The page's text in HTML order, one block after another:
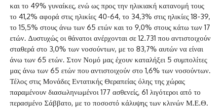
και το 49% γυναίκες, ενώ ως προς την ηλικιακή κατανομή τους
το 41,2% αφορά στις ηλικίες 40-64, το 34,3% στις ηλικίες 18-39,
το 15,5% στους άνω των 65 ετών και το 9,0% στους κάτω των 17
ετών. Δυστυχώς οι θάνατοι ανέρχονται σε 12.731 που αντιστοιχούν
σταθερά στο 3,0% των νοσούντων, με το 83,7% αυτών να είναι
άνω των 65 ετών. Στον Νομό μας έχουν καταλήξει 5 συμπολίτες
μας άνω των 65 ετών που αντιστοιχούν στο 1,6% των νοσούντων.
Τέλος στις Μονάδες Εντατικής Θεραπείας όλης της χώρας
παραμένουν διασωληνωμένοι 177 ασθενείς, 61 λιγότεροι από το
περασμένο Σάββατο, με το ποσοστό κάλυψης των κλινών Μ.Ε.Θ.